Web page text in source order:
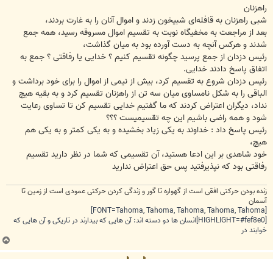
ت
راهزنان‎
شبی راهزنان به قافله‌ای شبیخون زدند و اموال ‌آنان را به غارت بردند،
بعد از مراجعت به مخفیگاه نوبت به تقسیم اموال مسروقه رسید، همه جمع
شدند و هرکس آنچه به دست آورده بود به میان گذاشت،
رئیس دزدان از جمع پرسید چگونه تقسیم کنیم ؟ خدایی یا رفاقتی ؟ جمع به
اتفاق پاسخ دادند خدایی.
رئیس دزدان شروع به تقسیم کرد، بیش از نیمی از اموال را برای خود برداشت و
الباقی را به شکل نامساوی میان سه تن از راهزنان تقسیم کرد و به بقیه هیچ
نداد، دیگران اعتراض کردند که ما گفتیم خدایی تقسیم کن تا تساوی رعایت
شود و همه راضی باشیم این چه تقسیمیست ؟؟؟
رئیس پاسخ داد : خداوند به یکی زیاد بخشیده و به یکی کمتر و به یکی هم
هیچ،
خود شاهدی بر این ادعا هستید، آن تقسیمی که شما در نظر دارید تقسیم
رفاقتی بود که نپذیرفتید پس حق اعتراض ندارید
زنده بودن حرکتی افقی است از گهواره تا گور و زندگی کردن حرکتی عمودی است از زمین تا
آسمان
[FONT=Tahoma, Tahoma, Tahoma, Tahoma, Tahoma]
[HIGHLIGHT=#fef8e0]انسان ها دو دسته اند: آن هایی که بیدارند در تاریکی و آن هایی که
خوابند در
ب
ا